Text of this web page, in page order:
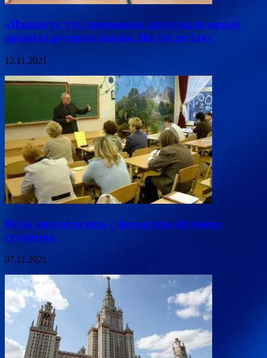
«Напишут, что чиновники придумали новые
правила русского языка. Но это не так»
12.11.2021
Вузы определились с форматом обучения
студентов
07.11.2021